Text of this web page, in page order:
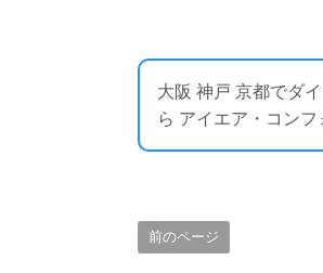
大阪 神戸 京都でダ
ら アイエア・コン
前のページ